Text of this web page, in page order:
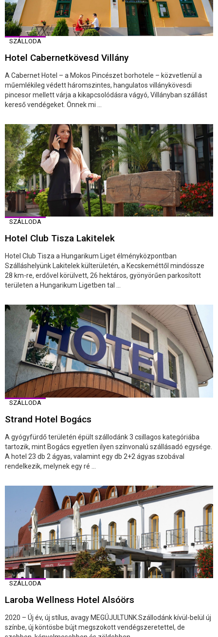
SZÁLLODA
Hotel Cabernetkövesd Villány
A Cabernet Hotel – a Mokos Pincészet borhotele – közvetlenül a
műemlékileg védett háromszintes, hangulatos villánykövesdi
pincesor mellett várja a kikapcsolódásra vágyó, Villányban szállást
kereső vendégeket. Önnek mi ...
SZÁLLODA
Hotel Club Tisza Lakitelek
Hotel Club Tisza a Hungarikum Liget élményközpontban
Szálláshelyünk Lakitelek külterületén, a Kecskeméttől mindössze
28 km-re, erdővel körülvett, 26 hektáros, gyönyörűen parkosított
területen a Hungarikum Ligetben tal ...
SZÁLLODA
Strand Hotel Bogács
A gyógyfürdő területén épült szállodánk 3 csillagos kategóriába
tartozik, mint Bogács egyetlen ilyen színvonalú szállásadó egysége.
A hotel 23 db 2 ágyas, valamint egy db 2+2 ágyas szobával
rendelkezik, melynek egy ré ...
SZÁLLODA
Laroba Wellness Hotel Alsóörs
2020 – Új év, új stílus, avagy MEGÚJULTUNK.Szállodánk kívül-belül új
színbe, új köntösbe bújt megszokott vendégszeretettel, de